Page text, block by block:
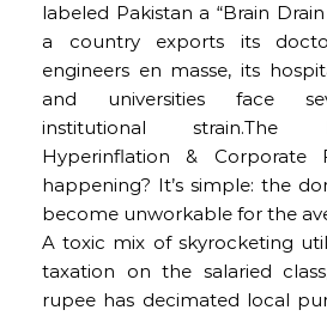
labeled Pakistan a “Brain
a country exports its
engineers en masse, its
and universities face
institutional strain.The
Hyperinflation & Corporate
happening? It’s simple: the
become unworkable for the
A toxic mix of skyrocketing
taxation on the salaried
rupee has decimated local